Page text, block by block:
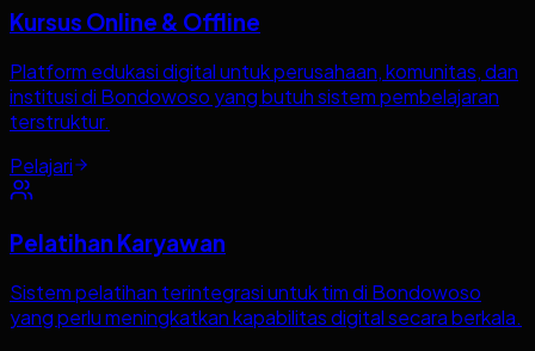
Kursus Online & Offline
Platform edukasi digital untuk perusahaan, komunitas, dan
institusi di Bondowoso yang butuh sistem pembelajaran
terstruktur.
Pelajari
Pelatihan Karyawan
Sistem pelatihan terintegrasi untuk tim di Bondowoso
yang perlu meningkatkan kapabilitas digital secara berkala.